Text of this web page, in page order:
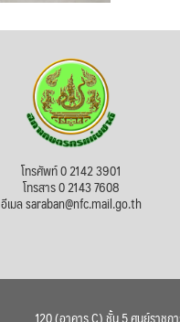
โทรศัพท์ 0 2142 3901
โทรสาร 0 2143 7608
อีเมล saraban@nfc.mail.go.th
120 (อาคาร C) ชั้น 5 ศูนย์ราช